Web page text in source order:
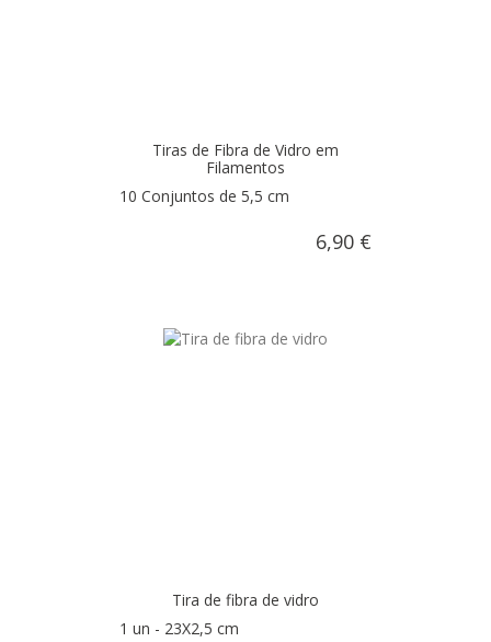
Tiras de Fibra de Vidro em
Filamentos
10 Conjuntos de 5,5 cm
6,90 €
Tira de fibra de vidro
1 un - 23X2,5 cm